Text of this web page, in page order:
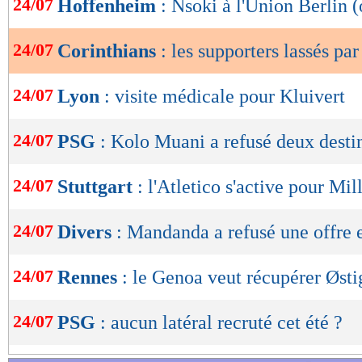
de
OK
24/07 Hoffenheim : Nsoki à l'Union Berlin
24/07 Corinthians : les supporters lassés
24/07 Lyon : visite médicale pour Kluivert
24/07 PSG : Kolo Muani a refusé deux
24/07 Stuttgart : l'Atletico s'active pour
24/07 Divers : Mandanda a refusé une offre
24/07 Rennes : le Genoa veut récupérer
24/07 PSG : aucun latéral recruté cet été ?